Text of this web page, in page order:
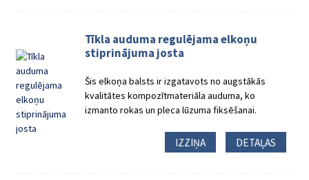
Tīkla auduma regulējama elkoņu
stiprinājuma josta
Šis elkoņa balsts ir izgatavots no augstākās
kvalitātes kompozītmateriāla auduma, ko
izmanto rokas un pleca lūzuma fiksēšanai.
IZZIŅA DETAĻAS